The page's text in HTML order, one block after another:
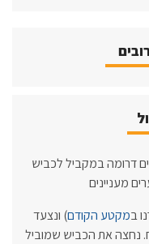
דרומה במקביל לכביש
מעניינים
במקטע הקודם) ונצעד
נחצה את הכביש שמוביל